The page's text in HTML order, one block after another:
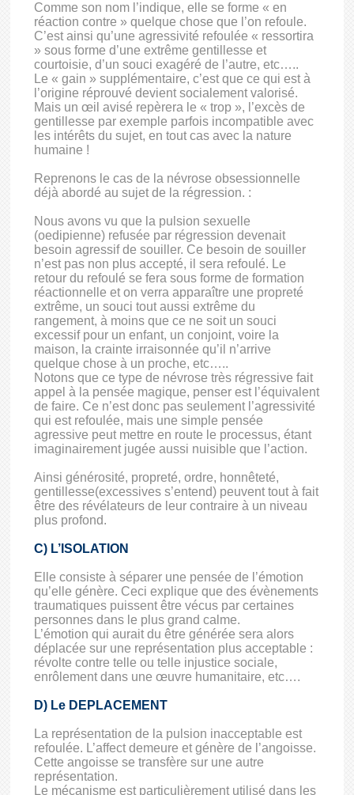
Comme son nom l’indique, elle se forme « en
réaction contre » quelque chose que l’on refoule.
C’est ainsi qu’une agressivité refoulée « ressortira
» sous forme d’une extrême gentillesse et
courtoisie, d’un souci exagéré de l’autre, etc…..
Le « gain » supplémentaire, c’est que ce qui est à
l’origine réprouvé devient socialement valorisé.
Mais un œil avisé repèrera le « trop », l’excès de
gentillesse par exemple parfois incompatible avec
les intérêts du sujet, en tout cas avec la nature
humaine !
Reprenons le cas de la névrose obsessionnelle
déjà abordé au sujet de la régression. :
Nous avons vu que la pulsion sexuelle
(oedipienne) refusée par régression devenait
besoin agressif de souiller. Ce besoin de souiller
n’est pas non plus accepté, il sera refoulé. Le
retour du refoulé se fera sous forme de formation
réactionnelle et on verra apparaître une propreté
extrême, un souci tout aussi extrême du
rangement, à moins que ce ne soit un souci
excessif pour un enfant, un conjoint, voire la
maison, la crainte irraisonnée qu’il n’arrive
quelque chose à un proche, etc…..
Notons que ce type de névrose très régressive fait
appel à la pensée magique, penser est l’équivalent
de faire. Ce n’est donc pas seulement l’agressivité
qui est refoulée, mais une simple pensée
agressive peut mettre en route le processus, étant
imaginairement jugée aussi nuisible que l’action.
Ainsi générosité, propreté, ordre, honnêteté,
gentillesse(excessives s’entend) peuvent tout à fait
être des révélateurs de leur contraire à un niveau
plus profond.
C) L’ISOLATION
Elle consiste à séparer une pensée de l’émotion
qu’elle génère. Ceci explique que des évènements
traumatiques puissent être vécus par certaines
personnes dans le plus grand calme.
L’émotion qui aurait du être générée sera alors
déplacée sur une représentation plus acceptable :
révolte contre telle ou telle injustice sociale,
enrôlement dans une œuvre humanitaire, etc….
D) Le DEPLACEMENT
La représentation de la pulsion inacceptable est
refoulée. L’affect demeure et génère de l’angoisse.
Cette angoisse se transfère sur une autre
représentation.
Le mécanisme est particulièrement utilisé dans les